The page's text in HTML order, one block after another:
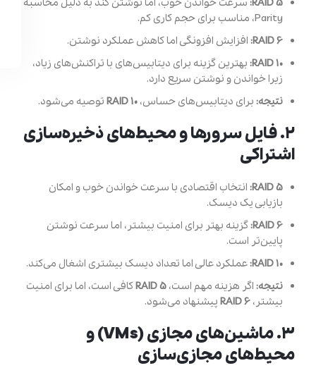
RAID 5: سرعت خواندن خوب، اما نوشتن کند به دلیل محاسبه
Parity، مناسب برای حجم کاری کم.
RAID 6: افزایش افزونگی اما کاهش عملکرد نوشتن.
RAID 10: بهترین گزینه برای دیتابیس‌های با تراکنش‌های زیاد،
زیرا خواندن و نوشتن سریع دارد.
نتیجه: برای دیتابیس‌های حساس، RAID 10 توصیه می‌شود.
۲. فایل سرورها و محیط‌های ذخیره‌سازی
اشتراکی
RAID 5: انتخاب اقتصادی با سرعت خواندن خوب و امکان
بازیابی یک دیسک.
RAID 6: گزینه بهتر برای امنیت بیشتر، اما سرعت نوشتن
پایین‌تر است.
RAID 10: عملکرد عالی اما تعداد دیسک بیشتری اشغال می‌کند.
نتیجه: اگر هزینه مهم است، RAID 5کافی است، اما برای امنیت
بیشتر، RAID 6 پیشنهاد می‌شود.
۳.
ماشین‌های مجازی (VMs) و
محیط‌های مجازی‌سازی